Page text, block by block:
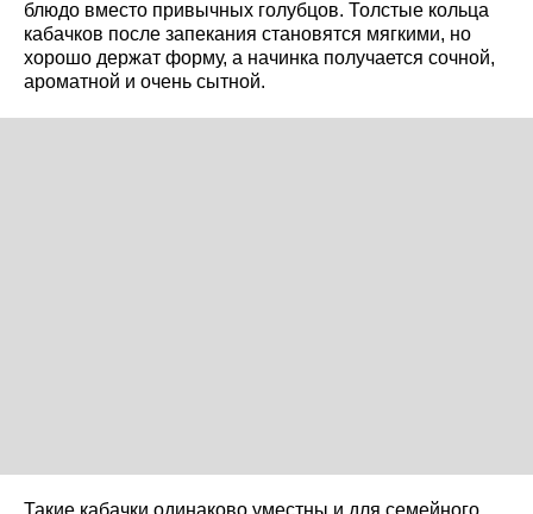
блюдо вместо привычных голубцов. Толстые кольца
кабачков после запекания становятся мягкими, но
хорошо держат форму, а начинка получается сочной,
ароматной и очень сытной.